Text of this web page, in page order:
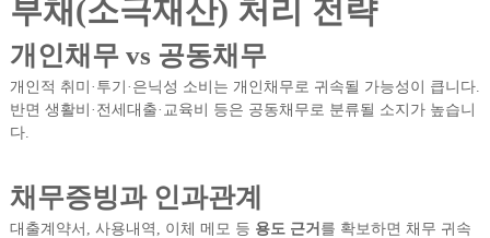
부채(소극재산) 처리 전략
개인채무 vs 공동채무
개인적 취미·투기·은닉성 소비는 개인채무로 귀속될 가능성이 큽니다.
반면 생활비·전세대출·교육비 등은 공동채무로 분류될 소지가 높습니
다.
채무증빙과 인과관계
대출계약서, 사용내역, 이체 메모 등 용도 근거 를 확보하면 채무 귀속